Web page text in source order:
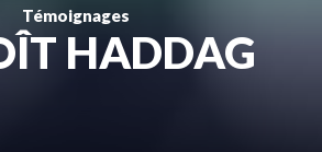
Témoignages
HADDAG